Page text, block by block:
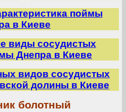
поймы
в Киеве
виды сосудистых
Днепра в Киеве
видов сосудистых
долины в Киеве
болотный